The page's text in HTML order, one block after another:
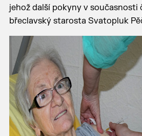
jehož další pokyny v současnosti
břeclavský starosta Svatopluk